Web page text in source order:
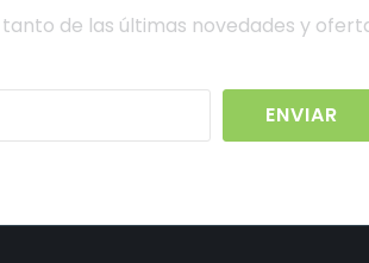
de las últimas novedades y
ENVIAR